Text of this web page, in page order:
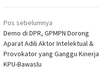
Navigasi
pos
Pos sebelumnya
Demo di DPR, GPMPN Dorong
Aparat Adili Aktor Intelektual &
Provokator yang Ganggu Kinerja
KPU-Bawaslu